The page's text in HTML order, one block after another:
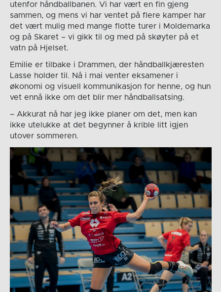
utenfor håndballbanen. Vi har vært en fin gjeng
sammen, og mens vi har ventet på flere kamper har
det vært mulig med mange flotte turer i Moldemarka
og på Skaret – vi gikk til og med på skøyter på et
vatn på Hjelset.
Emilie er tilbake i Drammen, der håndballkjæresten
Lasse holder til. Nå i mai venter eksamener i
økonomi og visuell kommunikasjon for henne, og hun
vet ennå ikke om det blir mer håndballsatsing.
– Akkurat nå har jeg ikke planer om det, men kan
ikke utelukke at det begynner å krible litt igjen
utover sommeren.